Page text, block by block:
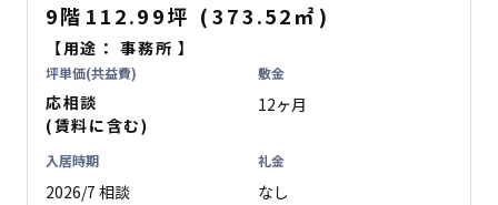
9階 112.99坪 ( 373.52㎡ )
【用途：事務所 】
坪単価(共益費)
応相談
(賃料に含む)
敷金
12ヶ月
入居時期
2026/7 相談
礼金
なし